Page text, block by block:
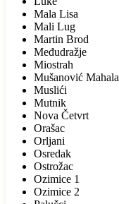
Mala Lisa
Mali Lug
Martin Brod
Međudražje
Miostrah
Mušanović Mahala
Muslići
Mutnik
Nova Četvrt
Orašac
Orljani
Osredak
Ostrožac
Ozimice 1
Ozimice 2